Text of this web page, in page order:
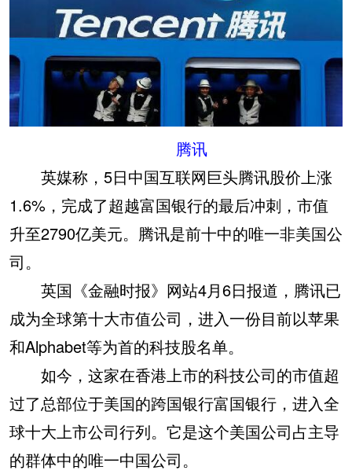
腾讯
英媒称，5日中国互联网巨头腾讯股价上涨
1.6%，完成了超越富国银行的最后冲刺，市值
升至2790亿美元。腾讯是前十中的唯一非美国公
司。
英国《金融时报》网站4月6日报道，腾讯已
成为全球第十大市值公司，进入一份目前以苹果
和Alphabet等为首的科技股名单。
如今，这家在香港上市的科技公司的市值超
过了总部位于美国的跨国银行富国银行，进入全
球十大上市公司行列。它是这个美国公司占主导
的群体中的唯一中国公司。